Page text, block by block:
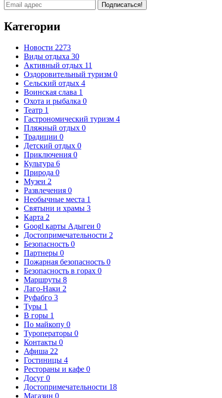
Подписаться!
Категории
Новости 2273
Виды отдыха 30
Активный отдых 11
Оздоровительный туризм 0
Сельский отдых 4
Воинская слава 1
Охота и рыбалка 0
Театр 1
Гастрономический туризм 4
Пляжный отдых 0
Традиции 0
Детский отдых 0
Приключения 0
Культура 6
Природа 0
Музеи 2
Развлечения 0
Необычные места 1
Святыни и храмы 3
Карта 2
Googl карты Адыгеи 0
Достопримечательности 2
Безопасность 0
Партнеры 0
Пожарная безопасность 0
Безопасность в горах 0
Маршруты 8
Лаго-Наки 2
Руфабго 3
Туры 1
В горы 1
По майкопу 0
Туроператоры 0
Контакты 0
Афиша 22
Гостиницы 4
Рестораны и кафе 0
Досуг 0
Достопримечательности 18
Магазин 0